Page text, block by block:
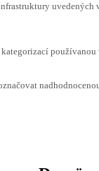
uvedených